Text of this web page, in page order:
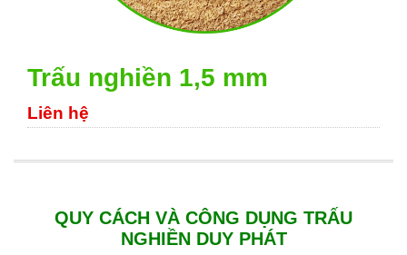
Trấu nghiền 1,5 mm
Liên hệ
QUY CÁCH VÀ CÔNG DỤNG TRẤU
NGHIỀNDUY PHÁT